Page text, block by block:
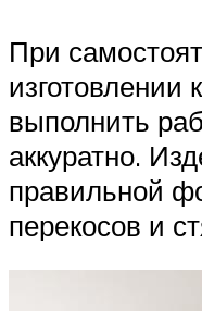
При
изготовлении
выполнить
аккуратно.
правильной
перекосов и